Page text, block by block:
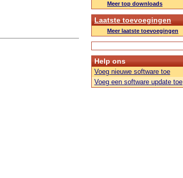
Meer top downloads
Laatste toevoegingen
Meer laatste toevoegingen
Help ons
Voeg nieuwe software toe
Voeg een software update toe